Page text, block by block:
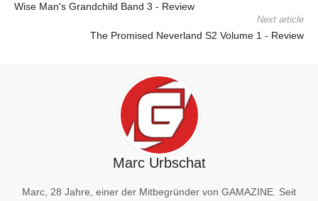
Wise Man's Grandchild Band 3 - Review
Next article
The Promised Neverland S2 Volume 1 - Review
Marc Urbschat
Marc, 28 Jahre, einer der Mitbegründer von GAMAZINE. Seit